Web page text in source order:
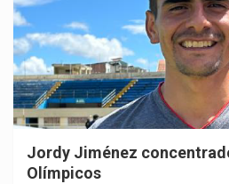
Jordy Jiménez
Olímpicos